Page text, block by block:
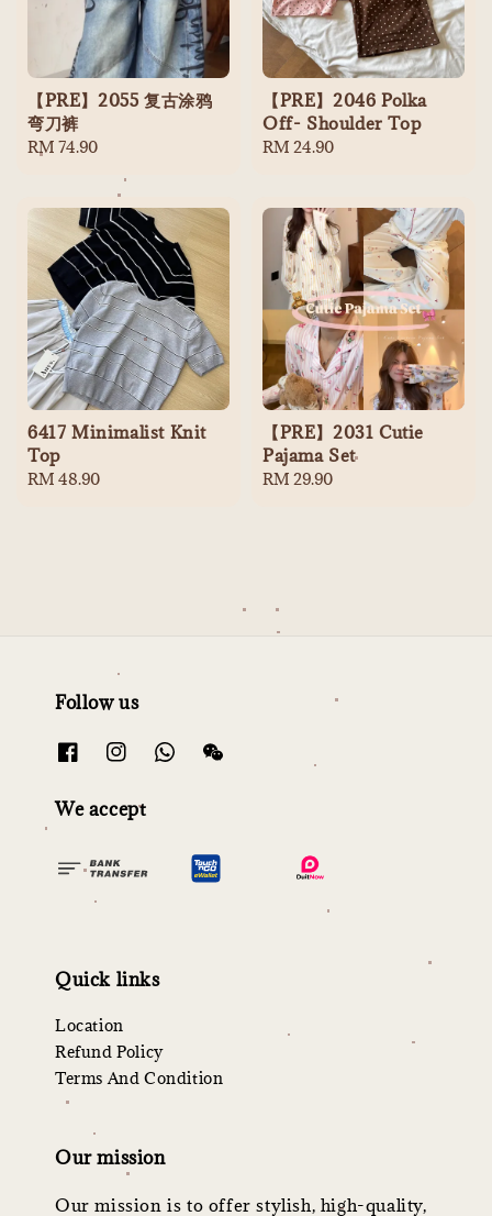
【PRE】2055 复古涂鸦
弯刀裤
Regular
RM 74.90
【PRE】2046 Polka
Off- Shoulder Top
Regular
RM 24.90
6417 Minimalist Knit
Top
Regular
RM 48.90
【PRE】2031 Cutie
Pajama Set
Regular
RM 29.90
Follow us
We accept
Quick links
Location
Refund Policy
Terms And Condition
Our mission
Our mission is to offer stylish, high-quality,